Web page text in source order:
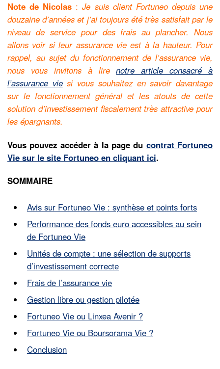
Note de Nicolas :Je suis client Fortuneo depuis une
douzaine d’années et j’ai toujours été très satisfait par le
niveau de service pour des frais au plancher. Nous
allons voir si leur assurance vie est à la hauteur. Pour
rappel, au sujet du fonctionnement de l’assurance vie,
nous vous invitons à lirenotre article consacré à
l’assurance viesi vous souhaitez en savoir davantage
sur le fonctionnement général et les atouts de cette
solution d’investissement fiscalement très attractive pour
les épargnants.
Vous pouvez accéder à la page du contrat Fortuneo
Vie sur le site Fortuneo en cliquant ici.
SOMMAIRE
Avis sur Fortuneo Vie : synthèse et points forts
Performance des fonds euro accessibles au sein
de Fortuneo Vie
Unités de compte : une sélection de supports
d’investissement correcte
Frais de l’assurance vie
Gestion libre ou gestion pilotée
Fortuneo Vie ou Linxea Avenir ?
Fortuneo Vie ou Boursorama Vie ?
Conclusion